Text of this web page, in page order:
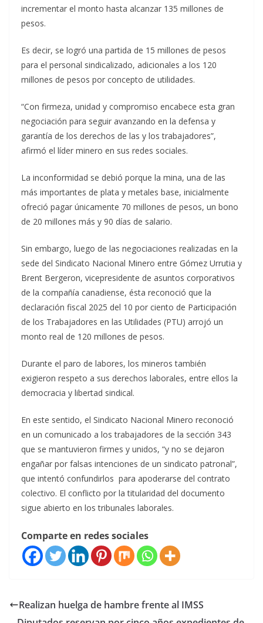
incrementar el monto hasta alcanzar 135 millones de
pesos.
Es decir, se logró una partida de 15 millones de pesos
para el personal sindicalizado, adicionales a los 120
millones de pesos por concepto de utilidades.
“Con firmeza, unidad y compromiso encabece esta gran
negociación para seguir avanzando en la defensa y
garantía de los derechos de las y los trabajadores”,
afirmó el líder minero en sus redes sociales.
La inconformidad se debió porque la mina, una de las
más importantes de plata y metales base, inicialmente
ofreció pagar únicamente 70 millones de pesos, un bono
de 20 millones más y 90 días de salario.
Sin embargo, luego de las negociaciones realizadas en la
sede del Sindicato Nacional Minero entre Gómez Urrutia y
Brent Bergeron, vicepresidente de asuntos corporativos
de la compañía canadiense, ésta reconoció que la
declaración fiscal 2025 del 10 por ciento de Participación
de los Trabajadores en las Utilidades (PTU) arrojó un
monto real de 120 millones de pesos.
Durante el paro de labores, los mineros también
exigieron respeto a sus derechos laborales, entre ellos la
democracia y libertad sindical.
En este sentido, el Sindicato Nacional Minero reconoció
en un comunicado a los trabajadores de la sección 343
que se mantuvieron firmes y unidos, “y no se dejaron
engañar por falsas intenciones de un sindicato patronal”,
que intentó confundirlos para apoderarse del contrato
colectivo. El conflicto por la titularidad del documento
sigue abierto en los tribunales laborales.
Comparte en redes sociales
Realizan huelga de hambre frente al IMSS